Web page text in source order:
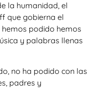
la humanidad, el
que gobierna el
podido hemos
y palabras llenas
no ha podido con las
padres y